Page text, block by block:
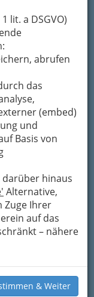
lit. a DSGVO)
abrufen
das
(embed)
und
Basis von
hinaus
Alternative,
Zuge Ihrer
auf das
– nähere
& Weiter